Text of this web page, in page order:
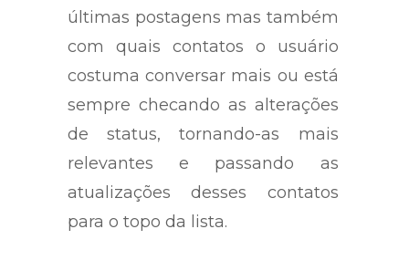
últimas postagens mas também
com quais contatos o usuário
costuma conversar mais ou está
sempre checando as alterações
de status, tornando-as mais
relevantes e passando as
atualizações desses contatos
para o topo da lista.